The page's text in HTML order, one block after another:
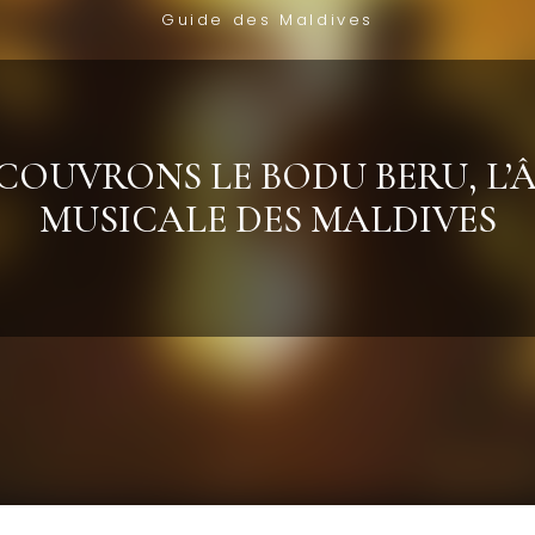
Guide des Maldives
LE BODU BERU,
MUSICALE DES MALDIVES